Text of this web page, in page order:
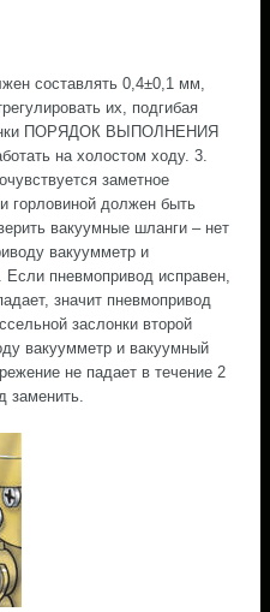
составлять 0,4±0,1 мм,
их, подгибая
ПОРЯДОК ВЫПОЛНЕНИЯ
на холостом ходу. 3.
заметное
горловиной должен быть
вакуумные шланги – нет
вакуумметр и
пневмопривод исправен,
значит пневмопривод
заслонки второй
вакуумметр и вакуумный
не падает в течение 2
заменить.